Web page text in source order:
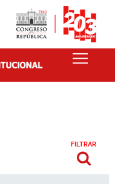
FILTRAR